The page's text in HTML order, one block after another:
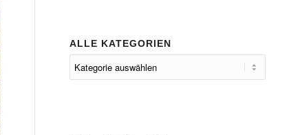
ALLE KATEGORIEN